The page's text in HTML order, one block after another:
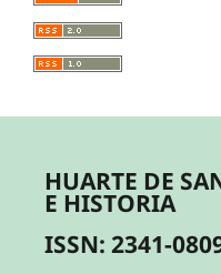
HUARTE DE
E HISTORIA
ISSN: 2341-